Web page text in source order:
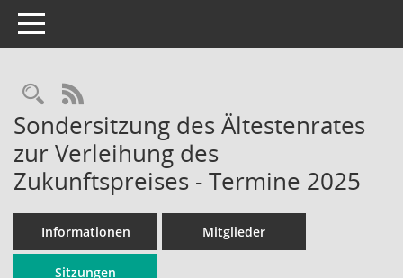
Toggle navigation
Rechercheauswahl
RSS-Feed
Sondersitzung des Ältestenrates
zur Verleihung des
Zukunftspreises - Termine 2025
Informationen Mitglieder
Sitzungen